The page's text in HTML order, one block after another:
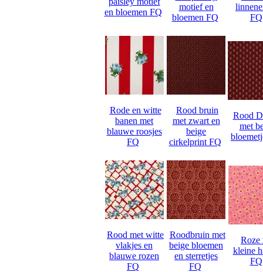
en bloemen FQ
motief en
bloemen FQ
FQ
Rode en witte
banen met
blauwe roosjes
FQ
Rood bruin
met zwart en
beige
cirkelprint FQ
Rood
met
Rood met witte
vlakjes en
blauwe rozen
FQ
Roodbruin met
beige bloemen
en sterretjes
FQ
Roze
kleine
FQ